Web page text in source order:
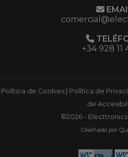
+34 928 11
Política de Cookies Política de
de
©2026 - Electtronics
Diseñado por